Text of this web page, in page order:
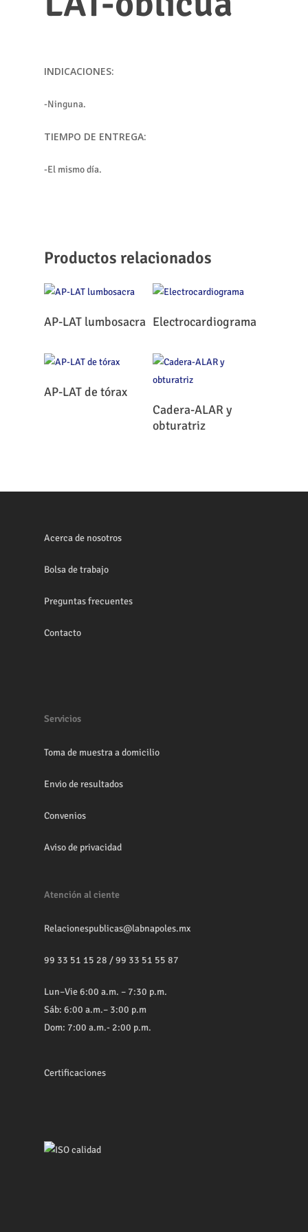
INDICACIONES:
-Ninguna.
TIEMPO DE ENTREGA:
-El mismo día.
Productos relacionados
Leer Más
AP-LAT lumbosacra Leer Más
Electrocardiograma
Leer Más
AP-LAT de tórax
Leer Más
Cadera-ALAR y
obturatriz
Acerca de nosotros
Bolsa de trabajo
Preguntas frecuentes
Contacto
Servicios
Toma de muestra a domicilio
Envio de resultados
Convenios
Aviso de privacidad
Atención al ciente
Relacionespublicas@labnapoles.mx
99 33 51 15 28 /99 33 51 55 87
Lun–Vie 6:00 a.m. – 7:30 p.m.
Sáb: 6:00 a.m.– 3:00 p.m
Dom: 7:00 a.m.- 2:00 p.m.
Certificaciones